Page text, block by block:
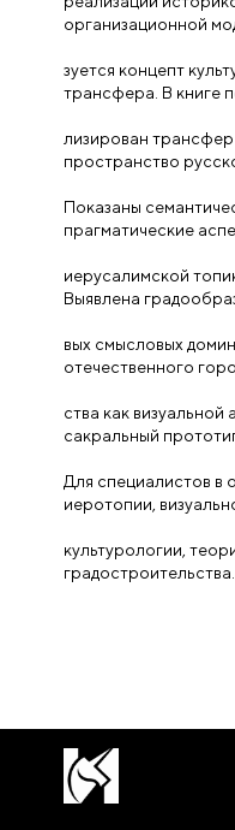
организационной
зуется концепт
трансфера. В книге
лизирован
пространство
Показаны
прагматические
иерусалимской
Выявлена
вых смысловых
отечественного
ства как
сакральный
Для специалистов в
иеротопии,
культурологии,
градостроительства.